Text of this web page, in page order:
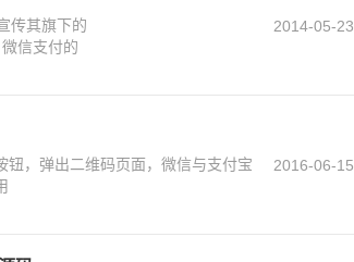
传其旗下的
信支付的
2014-05-23
，弹出二维码页面，微信与支付宝
2016-06-15